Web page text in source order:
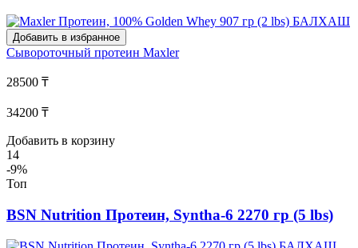
Добавить в избранное
Сывороточный протеин Maxler
28500 ₸
34200 ₸
Добавить в корзину
14
-9%
Топ
BSN Nutrition Протеин, Syntha-6 2270 гр (5 lbs)